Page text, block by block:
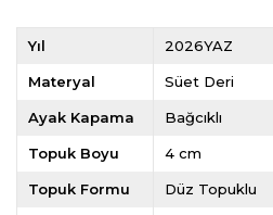
Yıl 2026YAZ
Materyal Süet Deri
Ayak Kapama Bağcıklı
Topuk Boyu 4 cm
Topuk Formu Düz Topuklu